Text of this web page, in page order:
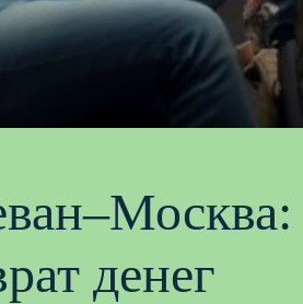
денег